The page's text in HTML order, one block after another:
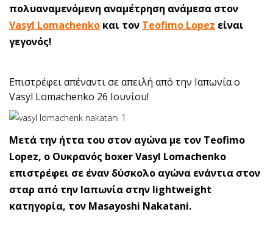
πολυαναμενόμενη αναμέτρηση ανάμεσα στον
Vasyl Lomachenko και τον Teofimo Lopez είναι
γεγονός!
Επιστρέφει απέναντι σε απειλή από την Ιαπωνία ο
Vasyl Lomachenko 26 Ιουνίου!
Μετά την ήττα του στον αγώνα με τον Teofimo
Lopez, ο Ουκρανός boxer Vasyl Lomachenko
επιστρέφει σε έναν δύσκολο αγώνα ενάντια στον
σταρ από την Ιαπωνία στην lightweight
κατηγορία, τον Masayoshi Nakatani.